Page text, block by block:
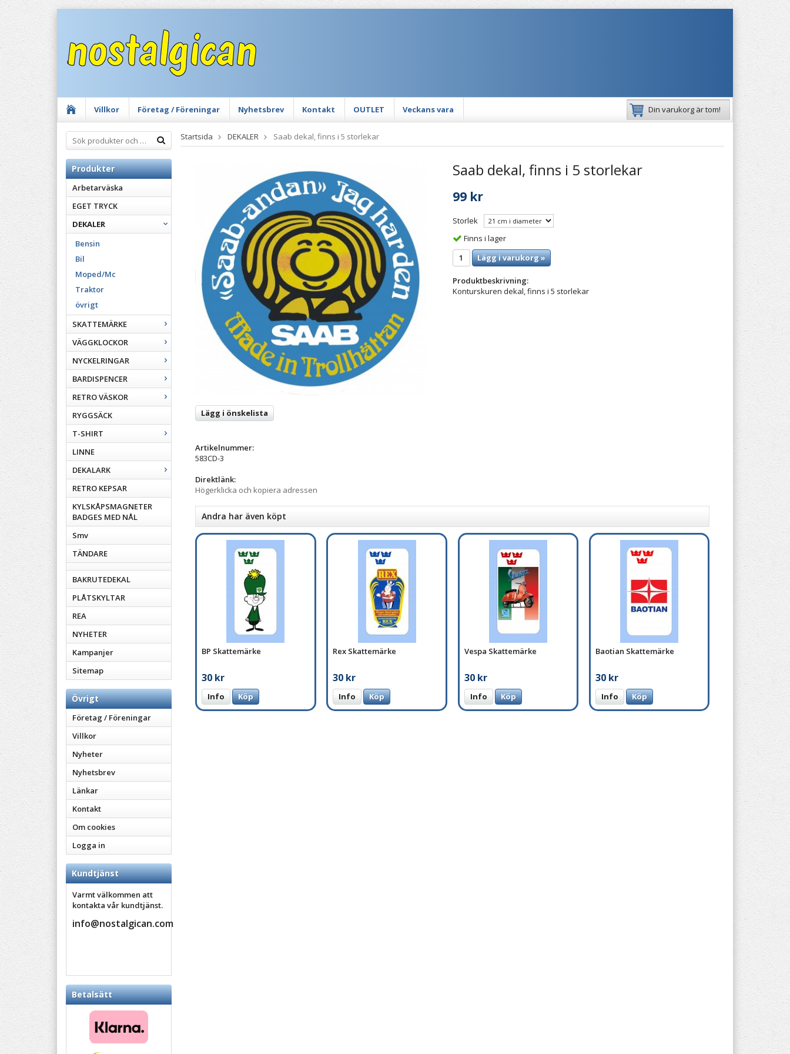
Villkor Företag / Föreningar Nyhetsbrev Kontakt OUTLET Veckans vara Din varukorg är tom!
Produkter
Arbetarväska
EGET TRYCK
DEKALER
Bensin
Bil
Moped/Mc
Traktor
övrigt
SKATTEMÄRKE
VÄGGKLOCKOR
NYCKELRINGAR
BARDISPENCER
RETRO VÄSKOR
RYGGSÄCK
T-SHIRT
LINNE
DEKALARK
RETRO KEPSAR
KYLSKÅPSMAGNETER
BADGES MED NÅL
Smv
TÄNDARE
BAKRUTEDEKAL
PLÅTSKYLTAR
REA
NYHETER
Kampanjer
Sitemap
Övrigt
Företag / Föreningar
Villkor
Nyheter
Nyhetsbrev
Länkar
Kontakt
Om cookies
Logga in
Kundtjänst
Varmt välkommen att
kontakta vår kundtjänst.
info@nostalgican.com
Betalsätt
Startsida DEKALER Saab dekal, finns i 5 storlekar
Saab dekal, finns i 5 storlekar
99 kr
Storlek
Finns i lager
Lägg i varukorg »
Produktbeskrivning:
Konturskuren dekal, finns i 5 storlekar
Lägg i önskelista
Artikelnummer:
583CD-3
Direktlänk:
Högerklicka och kopiera adressen
Andra har även köpt
BP Skattemärke
30 kr
Info Köp
Rex Skattemärke
30 kr
Info Köp
Vespa Skattemärke
30 kr
Info Köp
Baotian Skattemärke
30 kr
Info Köp